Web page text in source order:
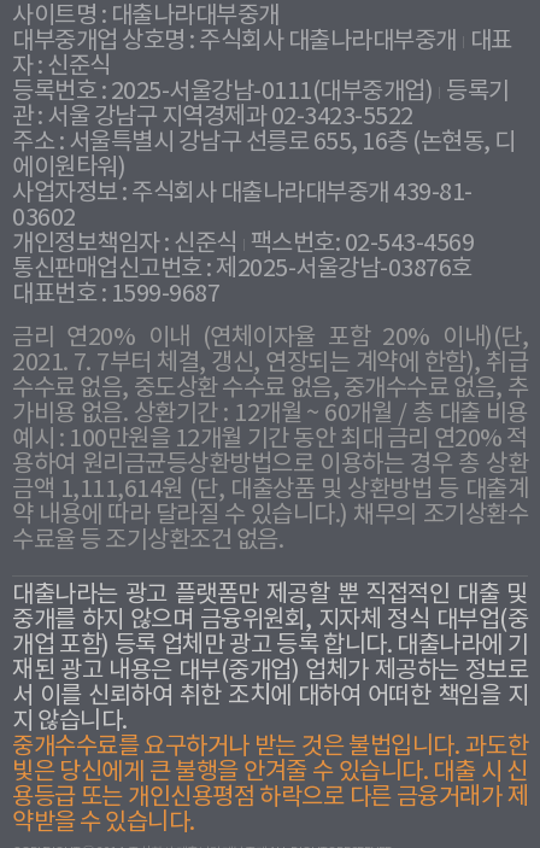
사이트명 : 대출나라대부중개
대부중개업 상호명 : 주식회사 대출나라대부중개
대표
자 : 신준식
등록번호 : 2025-서울강남-0111(대부중개업) 등록기
관 : 서울 강남구 지역경제과 02-3423-5522
주소 : 서울특별시 강남구 선릉로 655, 16층 (논현동, 디
에이원타워)
사업자정보 : 주식회사 대출나라대부중개 439-81-
03602
개인정보책임자 : 신준식
팩스번호: 02-543-4569
통신판매업신고번호 : 제2025-서울강남-03876호
대표번호 : 1599-9687
금리 연20% 이내 (연체이자율 포함 20% 이내)(단,
2021. 7. 7부터 체결, 갱신, 연장되는 계약에 한함), 취급
수수료 없음, 중도상환 수수료 없음, 중개수수료 없음, 추
가비용 없음. 상환기간 : 12개월 ~ 60개월 / 총 대출 비용
예시 : 100만원을 12개월 기간 동안 최대 금리 연20% 적
용하여 원리금균등상환방법으로 이용하는 경우 총 상환
금액 1,111,614원 (단, 대출상품 및 상환방법 등 대출계
약 내용에 따라 달라질 수 있습니다.) 채무의 조기상환수
수료율 등 조기상환조건 없음.
대출나라는 광고 플랫폼만 제공할 뿐 직접적인 대출 및
중개를 하지 않으며 금융위원회, 지자체 정식 대부업(중
개업 포함) 등록 업체만 광고 등록 합니다. 대출나라에 기
재된 광고 내용은 대부(중개업) 업체가 제공하는 정보로
서 이를 신뢰하여 취한 조치에 대하여 어떠한 책임을 지
지 않습니다.
중개수수료를 요구하거나 받는 것은 불법입니다. 과도한
빛은 당신에게 큰 불행을 안겨줄 수 있습니다. 대출 시 신
용등급 또는 개인신용평점 하락으로 다른 금융거래가 제
약받을 수 있습니다.